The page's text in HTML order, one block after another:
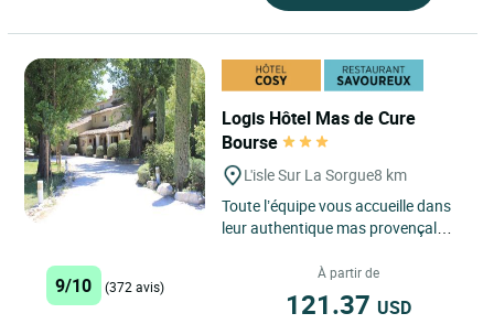
Logis Hôtel Mas de Cure
Bourse
L'isle Sur La Sorgue8 km
Toute l’équipe vous accueille dans
leur authentique mas provençal
ancien relais de...
9/10 (372 avis)
À partir de
121.37 USD